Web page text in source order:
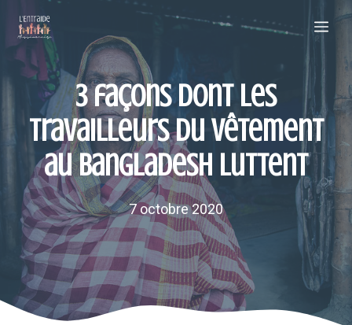
contenu
3 façons dont les
travailleurs du vêtement
au Bangladesh luttent
7 octobre 2020